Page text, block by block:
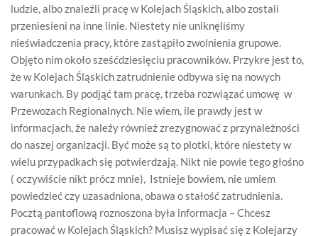
ludzie, albo znaleźli pracę w Kolejach Śląskich, albo zostali
przeniesieni na inne linie. Niestety nie uniknęliśmy
nieświadczenia pracy, które zastąpiło zwolnienia grupowe.
Objęto nim około sześćdziesięciu pracowników. Przykre jest to,
że w Kolejach Śląskich zatrudnienie odbywa się na nowych
warunkach. By podjąć tam pracę, trzeba rozwiązać umowę w
Przewozach Regionalnych. Nie wiem, ile prawdy jest w
informacjach, że należy również zrezygnować z przynależności
do naszej organizacji. Być może są to plotki, które niestety w
wielu przypadkach się potwierdzają. Nikt nie powie tego głośno
( oczywiście nikt prócz mnie), Istnieje bowiem, nie umiem
powiedzieć czy uzasadniona, obawa o stałość zatrudnienia.
Pocztą pantoflową roznoszona była informacja – Chcesz
pracować w Kolejach Śląskich? Musisz wypisać się z Kolejarzy